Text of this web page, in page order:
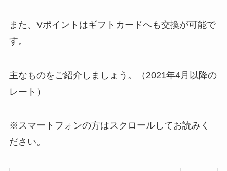
また、Vポイントはギフトカードへも交換が可能で
す。
主なものをご紹介しましょう。（2021年4月以降の
レート）
※スマートフォンの方はスクロールしてお読みく
ださい。